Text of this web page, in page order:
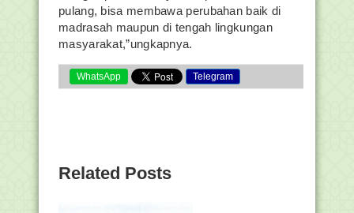
pulang, bisa membawa perubahan baik di
madrasah maupun di tengah lingkungan
masyarakat,”ungkapnya.
WhatsApp Telegram
Related Posts